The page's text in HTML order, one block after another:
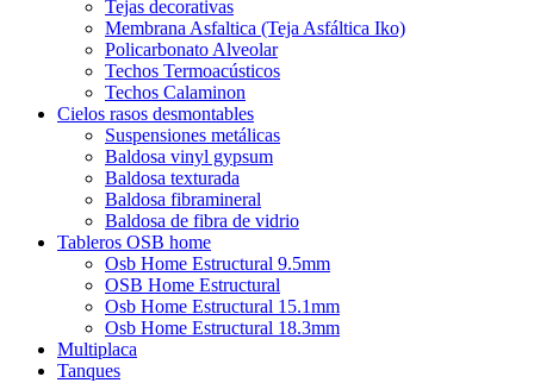
Tejas decorativas
Membrana Asfaltica (Teja Asfáltica Iko)
Policarbonato Alveolar
Techos Termoacústicos
Techos Calaminon
Cielos rasos desmontables
Suspensiones metálicas
Baldosa vinyl gypsum
Baldosa texturada
Baldosa fibramineral
Baldosa de fibra de vidrio
Tableros OSB home
Osb Home Estructural 9.5mm
OSB Home Estructural
Osb Home Estructural 15.1mm
Osb Home Estructural 18.3mm
Multiplaca
Tanques